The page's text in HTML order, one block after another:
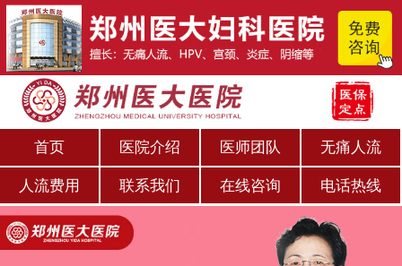
首页 医院介绍 医师团队 无痛人流
人流费用 联系我们 在线咨询 电话热线